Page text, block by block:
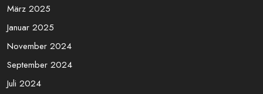
März 2025
Januar 2025
November 2024
September 2024
Juli 2024